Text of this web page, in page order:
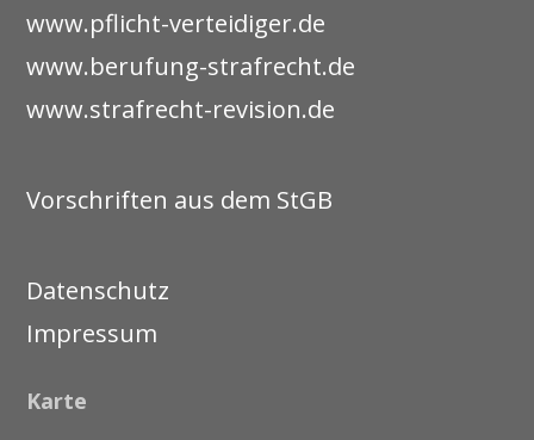
www.pflicht-verteidiger.de
www.berufung-strafrecht.de
www.strafrecht-revision.de
Vorschriften aus dem StGB
Datenschutz
Impressum
Karte